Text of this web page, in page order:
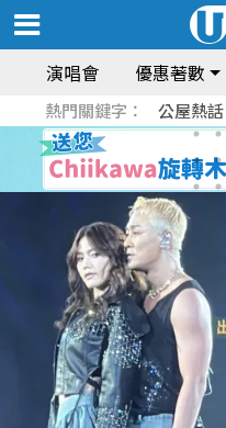
演唱會 優惠著數
熱門關鍵字： 公屋熱話